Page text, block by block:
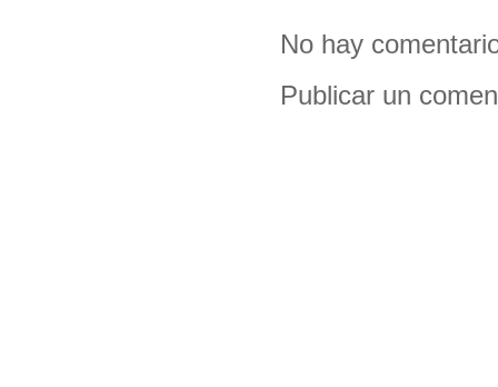
No hay
Publicar un